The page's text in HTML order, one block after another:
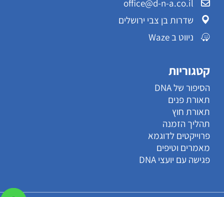
office@d-n-a.co.il
שדרות בן צבי ירושלים
ניווט ב Waze
קטגוריות
הסיפור של DNA
תאורת פנים
תאורת חוץ
תהליך הזמנה
פרוייקטים לדוגמא
מאמרים וטיפים
פגישה עם יועצי DNA